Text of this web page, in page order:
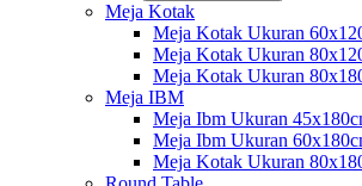
Meja Kotak
Meja Kotak Ukuran
Meja Kotak Ukuran
Meja Kotak Ukuran
Meja IBM
Meja Ibm Ukuran
Meja Ibm Ukuran
Meja Kotak Ukuran